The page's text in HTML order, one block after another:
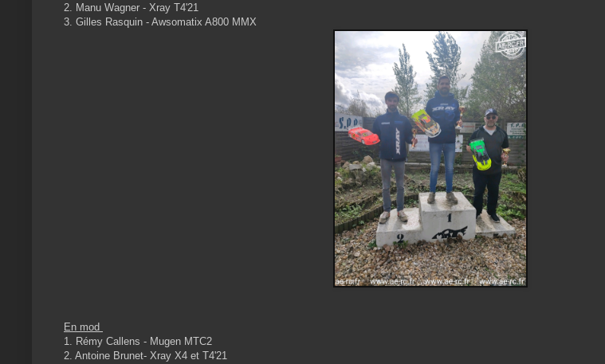
2. Manu Wagner - Xray T4'21
3. Gilles Rasquin - Awsomatix A800 MMX
En mod
1. Rémy Callens - Mugen MTC2
2. Antoine Brunet- Xray X4 et T4'21